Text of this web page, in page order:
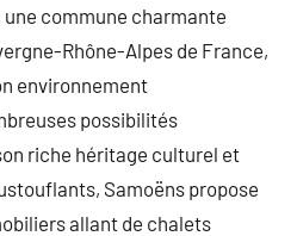
une commune charmante
Rhône-Alpes de France,
environnement
possibilités
riche héritage culturel et
Samoëns propose
allant de chalets